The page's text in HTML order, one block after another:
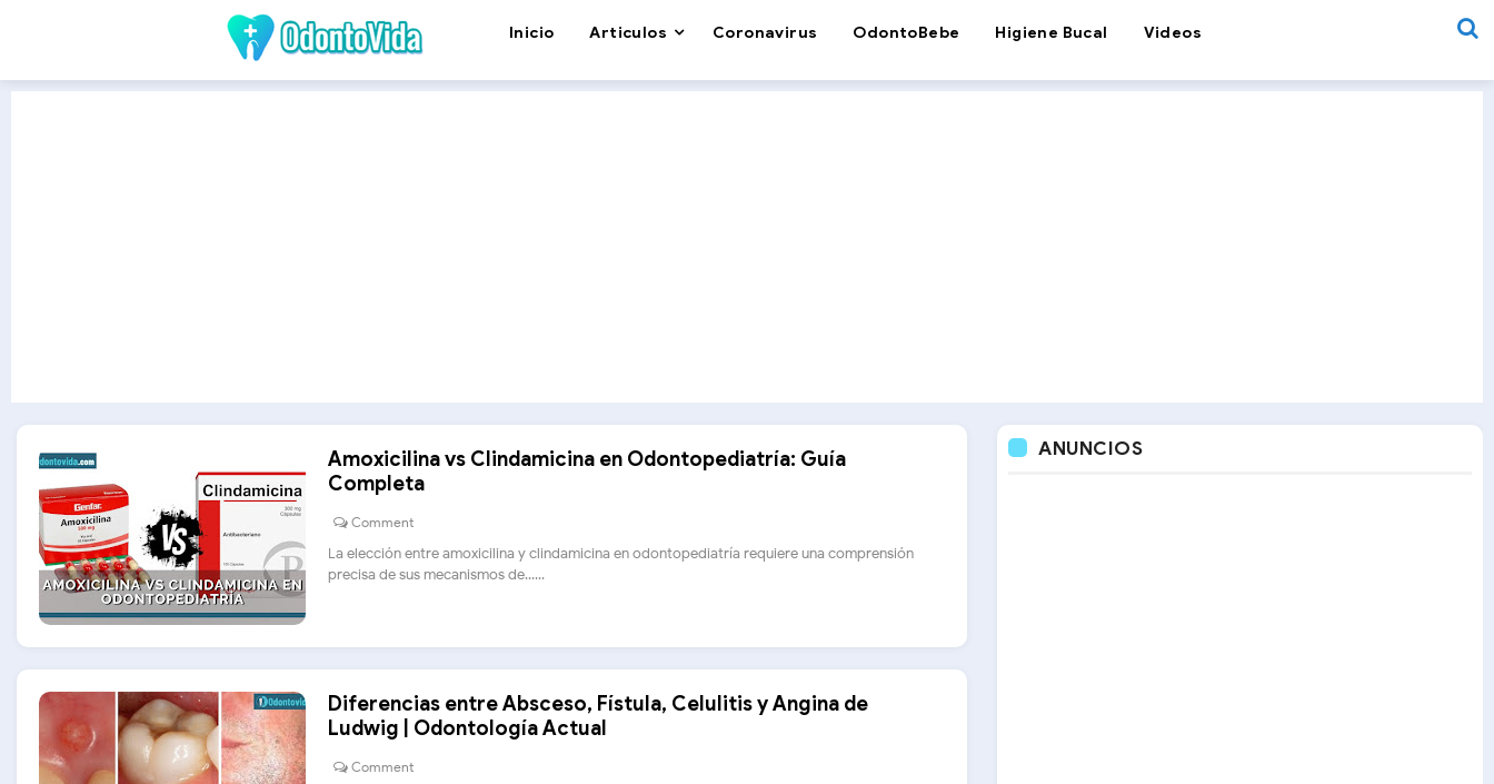
Inicio Articulos Coronavirus OdontoBebe Higiene Bucal Videos
Amoxicilina vs Clindamicina en Odontopediatría: Guía
Completa
Comment
La elección entre amoxicilina y clindamicina en odontopediatría requiere una comprensión
precisa de sus mecanismos de......
Diferencias entre Absceso, Fístula, Celulitis y Angina de
Ludwig | Odontología Actual
Comment
ANUNCIOS